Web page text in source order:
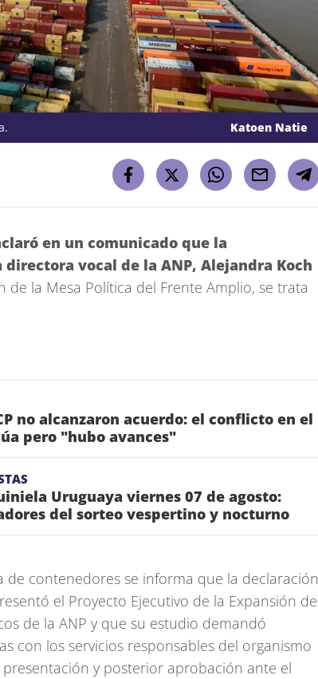
Katoen Natie
en un comunicado que la
vocal de la ANP, Alejandra Koch
la Mesa Política del Frente Amplio, se trata
no alcanzaron acuerdo: el conflicto en el
pero "hubo avances"
Uruguaya viernes 07 de agosto:
del sorteo vespertino y nocturno
de contenedores se informa que la declaración
el Proyecto Ejecutivo de la Expansión de
de la ANP y que su estudio demandó
con los servicios responsables del organismo
y posterior aprobación ante el